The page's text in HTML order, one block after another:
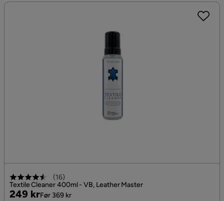
(16)
Textile Cleaner 400ml - VB, Leather Master
Pris
249 kr
OriginalFør 369 kr